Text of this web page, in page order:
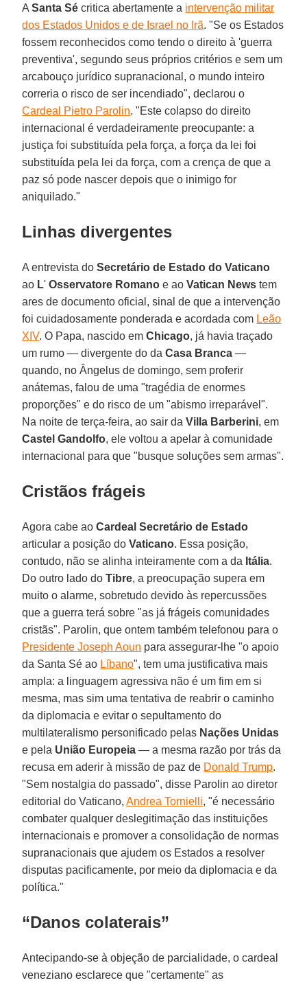
ASanta Sé critica abertamente a intervenção militar
dos Estados Unidos e de Israel no Irã. "Se os Estados
fossem reconhecidos como tendo o direito à 'guerra
preventiva', segundo seus próprios critérios e sem um
arcabouço jurídico supranacional, o mundo inteiro
correria o risco de ser incendiado", declarou o
Cardeal Pietro Parolin. "Este colapso do direito
internacional é verdadeiramente preocupante: a
justiça foi substituída pela força, a força da lei foi
substituída pela lei da força, com a crença de que a
paz só pode nascer depois que o inimigo for
aniquilado."
Linhas divergentes
A entrevista doSecretário de Estado do Vaticano
ao L' Osservatore Romano e aoVatican News tem
ares de documento oficial, sinal de que a intervenção
foi cuidadosamente ponderada e acordada com Leão
XIV. O Papa, nascido emChicago, já havia traçado
um rumo — divergente do daCasa Branca —
quando, no Ângelus de domingo, sem proferir
anátemas, falou de uma "tragédia de enormes
proporções" e do risco de um "abismo irreparável".
Na noite de terça-feira, ao sair daVilla Barberini, em
Castel Gandolfo, ele voltou a apelar à comunidade
internacional para que "busque soluções sem armas".
Cristãos frágeis
Agora cabe aoCardeal Secretário de Estado
articular a posição doVaticano. Essa posição,
contudo, não se alinha inteiramente com a da Itália.
Do outro lado doTibre, a preocupação supera em
muito o alarme, sobretudo devido às repercussões
que a guerra terá sobre "as já frágeis comunidades
cristãs". Parolin, que ontem também telefonou para o
Presidente Joseph Aoun para assegurar-lhe "o apoio
da Santa Sé ao Líbano", tem uma justificativa mais
ampla: a linguagem agressiva não é um fim em si
mesma, mas sim uma tentativa de reabrir o caminho
da diplomacia e evitar o sepultamento do
multilateralismo personificado pelas Nações Unidas
e pela União Europeia — a mesma razão por trás da
recusa em aderir à missão de paz de Donald Trump.
"Sem nostalgia do passado", disse Parolin ao diretor
editorial do Vaticano,Andrea Tornielli, "é necessário
combater qualquer deslegitimação das instituições
internacionais e promover a consolidação de normas
supranacionais que ajudem os Estados a resolver
disputas pacificamente, por meio da diplomacia e da
política."
“Danos colaterais”
Antecipando-se à objeção de parcialidade, o cardeal
veneziano esclarece que "certamente" as